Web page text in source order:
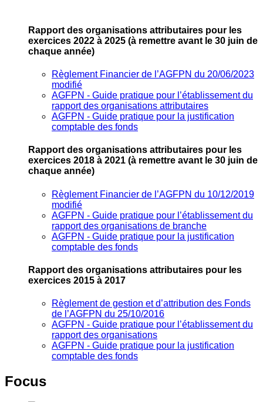
Rapport des organisations attributaires pour les
exercices 2022 à 2025 (à remettre avant le 30 juin de
chaque année)
Règlement Financier de l’AGFPN du 20/06/2023
modifié
AGFPN ‐ Guide pratique pour l’établissement du
rapport des organisations attributaires
AGFPN ‐ Guide pratique pour la justification
comptable des fonds
Rapport des organisations attributaires pour les
exercices 2018 à 2021 (à remettre avant le 30 juin de
chaque année)
Règlement Financier de l’AGFPN du 10/12/2019
modifié
AGFPN ‐ Guide pratique pour l’établissement du
rapport des organisations de branche
AGFPN ‐ Guide pratique pour la justification
comptable des fonds
Rapport des organisations attributaires pour les
exercices 2015 à 2017
Règlement de gestion et d’attribution des Fonds
de l’AGFPN du 25/10/2016
AGFPN ‐ Guide pratique pour l’établissement du
rapport des organisations
AGFPN ‐ Guide pratique pour la justification
comptable des fonds
Focus